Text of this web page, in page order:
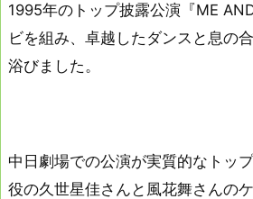
1995年のトップ披露公演『ME
ビを組み、卓越したダンスと息の
浴びました。
中日劇場での公演が実質的なトッ
役の久世星佳さんと風花舞さんの